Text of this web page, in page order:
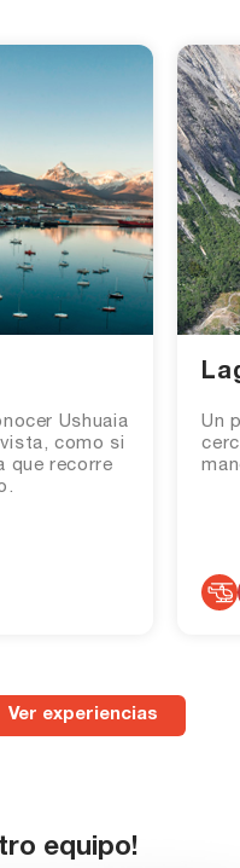
Ushuaia
como si
que recorre
Un
Ver experiencias
equipo!